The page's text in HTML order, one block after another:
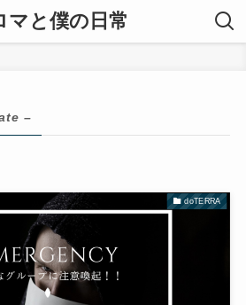
マと僕の日常
–
doTERRA